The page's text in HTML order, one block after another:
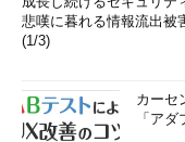
悲嘆に暮れる情報流出被
(1/3)
カーセ
「ア